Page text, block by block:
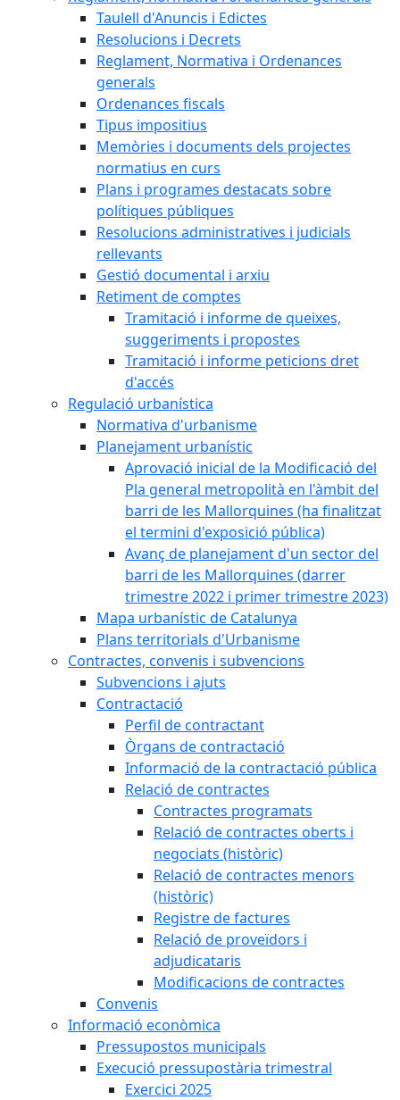
Taulell d'Anuncis i Edictes
Resolucions i Decrets
Reglament, Normativa i Ordenances
generals
Ordenances fiscals
Tipus impositius
Memòries i documents dels projectes
normatius en curs
Plans i programes destacats sobre
polítiques públiques
Resolucions administratives i judicials
rellevants
Gestió documental i arxiu
Retiment de comptes
Tramitació i informe de queixes,
suggeriments i propostes
Tramitació i informe peticions dret
d'accés
Regulació urbanística
Normativa d'urbanisme
Planejament urbanístic
Aprovació inicial de la Modificació del
Pla general metropolità en l'àmbit del
barri de les Mallorquines (ha finalitzat
el termini d'exposició pública)
Avanç de planejament d'un sector del
barri de les Mallorquines (darrer
trimestre 2022 i primer trimestre 2023)
Mapa urbanístic de Catalunya
Plans territorials d'Urbanisme
Contractes, convenis i subvencions
Subvencions i ajuts
Contractació
Perfil de contractant
Òrgans de contractació
Informació de la contractació pública
Relació de contractes
Contractes programats
Relació de contractes oberts i
negociats (històric)
Relació de contractes menors
(històric)
Registre de factures
Relació de proveïdors i
adjudicataris
Modificacions de contractes
Convenis
Informació econòmica
Pressupostos municipals
Execució pressupostària trimestral
Exercici 2025